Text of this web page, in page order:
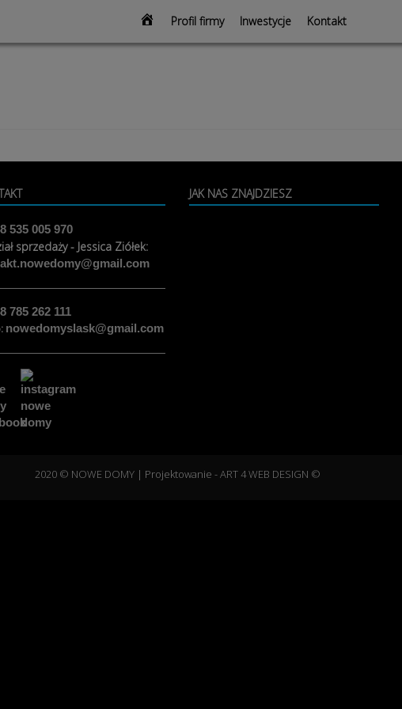
Strona
Profil firmy Inwestycje Kontakt
535 005 970
sprzedaży - Jessica Ziółek:
785 262 111
nowedomyslask@gmail.com
JAK NAS ZNAJDZIESZ
2020 © NOWE DOMY | Projektowanie -ART 4 WEB DESIGN ©